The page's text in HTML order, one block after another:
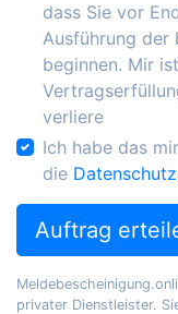
dass Sie vor
Ausführung der
beginnen. Mir
verliere
Ich habe das
die
Auftrag
privater Dienstleister.